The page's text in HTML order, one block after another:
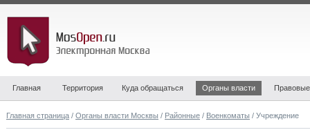
Главная Территория Куда обращаться Органы власти
Главная страница / Органы власти Москвы / Районные / Военкоматы / Учреждение